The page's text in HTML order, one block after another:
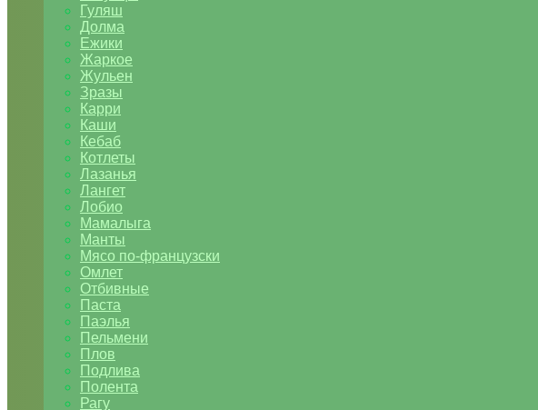
Гуляш
Долма
Ежики
Жаркое
Жульен
Зразы
Карри
Каши
Кебаб
Котлеты
Лазанья
Лангет
Лобио
Мамалыга
Манты
Мясо по-французски
Омлет
Отбивные
Паста
Паэлья
Пельмени
Плов
Подлива
Полента
Рагу